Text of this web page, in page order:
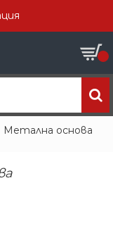
Метална основа